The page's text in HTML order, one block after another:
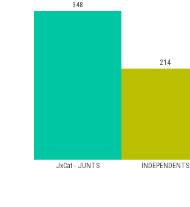
JxCat - JUNTS INDEPENDENTS
348
214